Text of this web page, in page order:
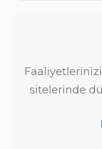
sitelerinde